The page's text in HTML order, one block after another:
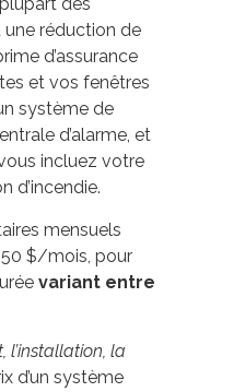
une réduction de
d’assurance
et vos fenêtres
système de
d’alarme, et
incluez votre
d’incendie.
mensuels
$/mois, pour
variant entre
l’installation, la
d’un système